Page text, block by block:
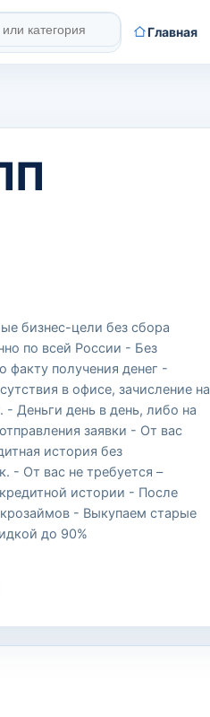
Главная
бизнес-цели без сбора
по всей России - Без
факту получения денег -
в офисе, зачисление на
- Деньги день в день, либо на
заявки - От вас
история без
- От вас не требуется –
истории - После
- Выкупаем старые
до 90%